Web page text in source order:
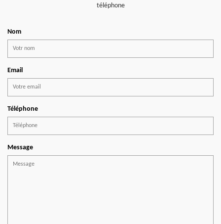
téléphone
Nom
Email
Téléphone
Message